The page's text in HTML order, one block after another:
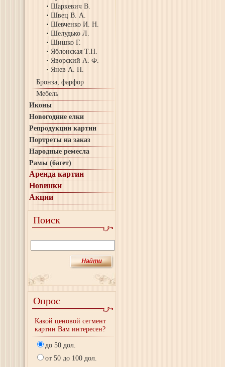
Шаркевич В.
Швец В. А.
Шевченко И. Н.
Шелудько Л.
Шишко Г.
Яблонская Т.Н.
Яворский А. Ф.
Янев А. Н.
Бронза, фарфор
Мебель
Иконы
Новогодние елки
Репродукции картин
Портреты на заказ
Народные ремесла
Рамы (багет)
Аренда картин
Новинки
Акции
Поиск
Опрос
Какой ценовой сегмент
картин Вам интересен?
до 50 дол.
от 50 до 100 дол.